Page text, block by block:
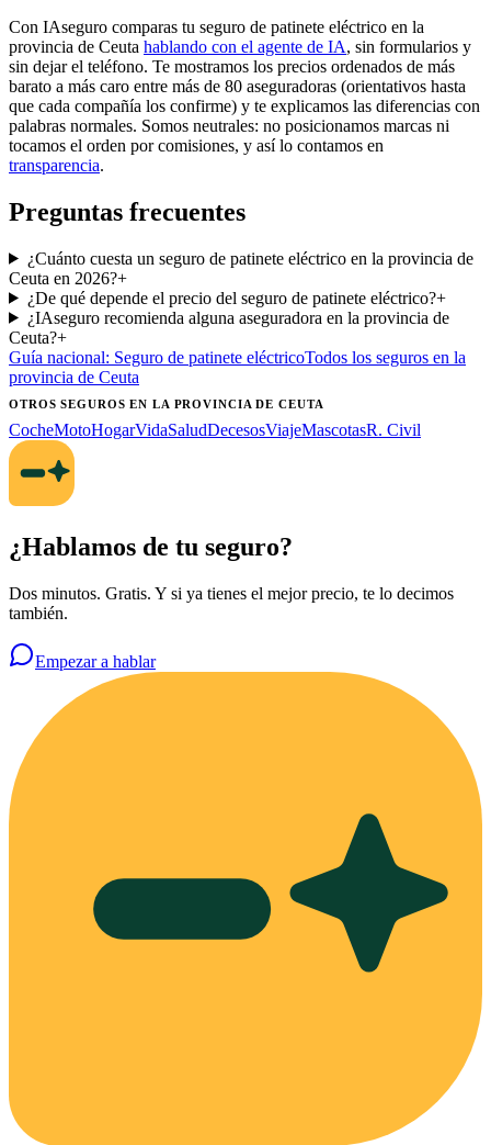
Con IAseguro comparas tu seguro de patinete eléctrico en la
provincia de Ceuta hablando con el agente de IA, sin formularios y
sin dejar el teléfono. Te mostramos los precios ordenados de más
barato a más caro entre más de 80 aseguradoras (orientativos hasta
que cada compañía los confirme) y te explicamos las diferencias con
palabras normales. Somos neutrales: no posicionamos marcas ni
tocamos el orden por comisiones, y así lo contamos en
transparencia.
Preguntas frecuentes
¿Cuánto cuesta un seguro de patinete eléctrico en la provincia de
Ceuta en 2026?+
¿De qué depende el precio del seguro de patinete eléctrico?+
¿IAseguro recomienda alguna aseguradora en la provincia de
Ceuta?+
Guía nacional: Seguro de patinete eléctricoTodos los seguros en la
provincia de Ceuta
OTROS SEGUROSEN LA PROVINCIA DE CEUTA
CocheMotoHogarVidaSaludDecesosViajeMascotasR. Civil
¿Hablamos de tu seguro?
Dos minutos. Gratis. Y si ya tienes el mejor precio, te lo decimos
también.
Empezar a hablar